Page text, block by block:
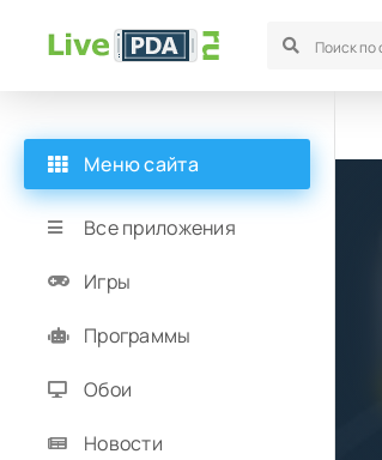
Меню сайта
Все приложения
Игры
Программы
Обои
Новости